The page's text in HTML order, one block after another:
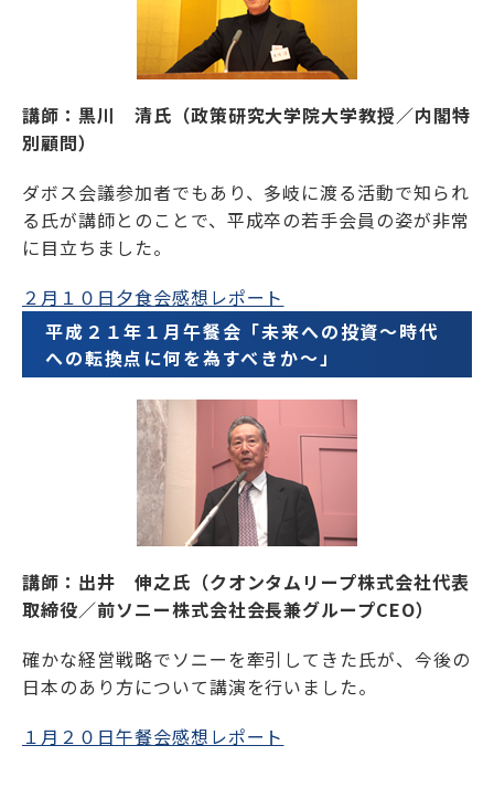
講師：黒川 清氏（政策研究大学院大学教授／内閣特
別顧問）
ダボス会議参加者でもあり、多岐に渡る活動で知られ
る氏が講師とのことで、平成卒の若手会員の姿が非常
に目立ちました。
２月１０日夕食会感想レポート
平成２１年１月午餐会「未来への投資～時代
への転換点に何を為すべきか～」
講師：出井 伸之氏（クオンタムリープ株式会社代表
取締役／前ソニー株式会社会長兼グループCEO）
確かな経営戦略でソニーを牽引してきた氏が、今後の
日本のあり方について講演を行いました。
１月２０日午餐会感想レポート